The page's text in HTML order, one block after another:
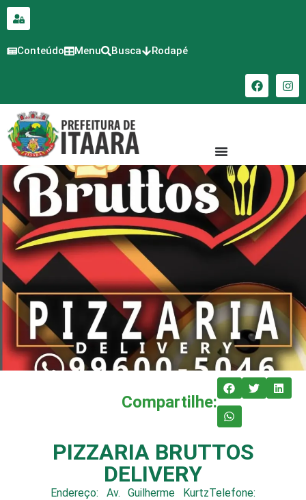
conteúdo
Conteúdo Menu Busca Rodapé
Compartilhe:
PIZZARIA BRUTTOS
DELIVERY
Endereço: Av. Guilherme KurtzTelefone: